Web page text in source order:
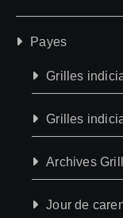
Payes
Grilles
Grilles
Archives
Jour de